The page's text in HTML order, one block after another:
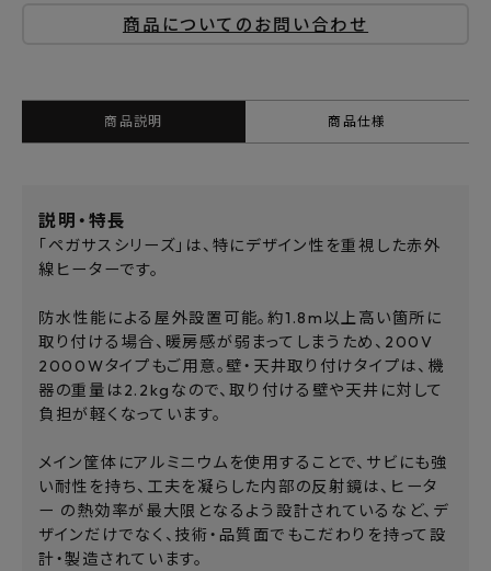
商品についてのお問い合わせ
商品説明 商品仕様
説明・特長
「ペガサスシリーズ」は、特にデザイン性を重視した赤外
線ヒーターです。
防水性能による屋外設置可能。約1.8m以上高い箇所に
取り付ける場合、暖房感が弱まってしまうため、200V
2000Wタイプもご用意。壁・天井取り付けタイプは、機
器の重量は2.2kgなので、取り付ける壁や天井に対して
負担が軽くなっています。
メイン筐体にアルミニウムを使用することで、サビにも強
い耐性を持ち、工夫を凝らした内部の反射鏡は、ヒータ
ー の熱効率が最大限となるよう設計されているなど、デ
ザインだけでなく、技術・品質面でもこだわりを持って設
計・製造されています。